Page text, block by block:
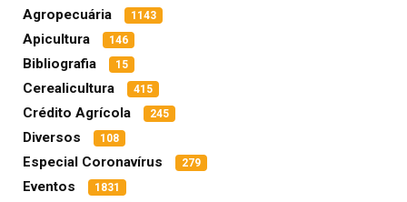
Agropecuária 1143
Apicultura 146
Bibliografia 15
Cerealicultura 415
Crédito Agrícola 245
Diversos 108
Especial Coronavírus 279
Eventos 1831